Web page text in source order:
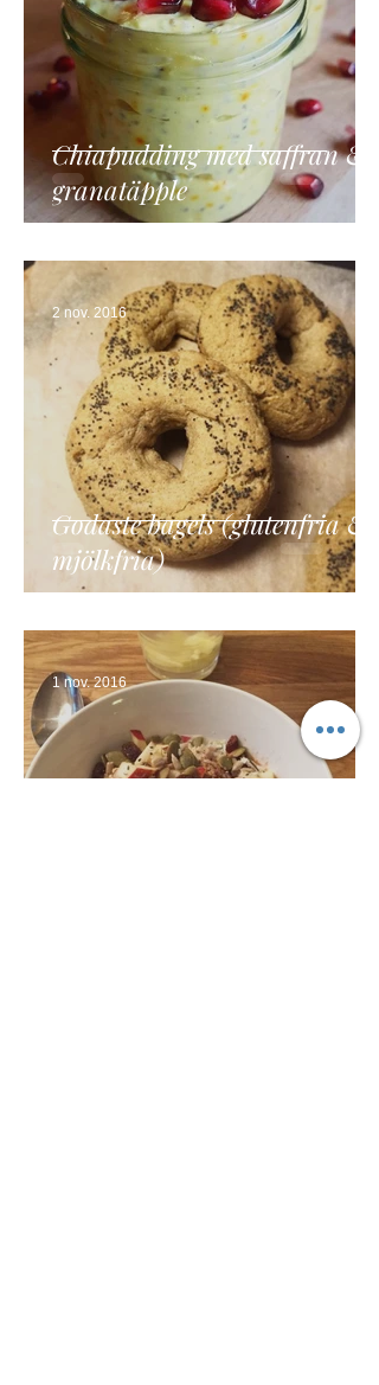
Chiapudding med saffran &
granatäpple
Godaste bagels (glutenfria &
mjölkfria)
2 nov. 2016
1 nov. 2016